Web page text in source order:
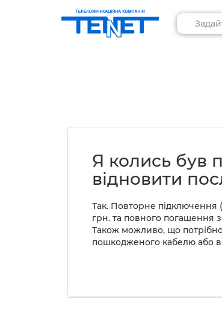
Я колись був
відновити
Так. Повторне підключення
грн. та повного погашення
Також можливо, що
пошкодженого кабелю або